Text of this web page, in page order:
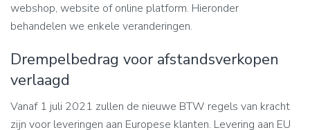
webshop, website of online platform. Hieronder
behandelen we enkele veranderingen.
Drempelbedrag voor afstandsverkopen
verlaagd
Vanaf 1 juli 2021 zullen de nieuwe BTW regels van kracht
zijn voor leveringen aan Europese klanten. Levering aan EU